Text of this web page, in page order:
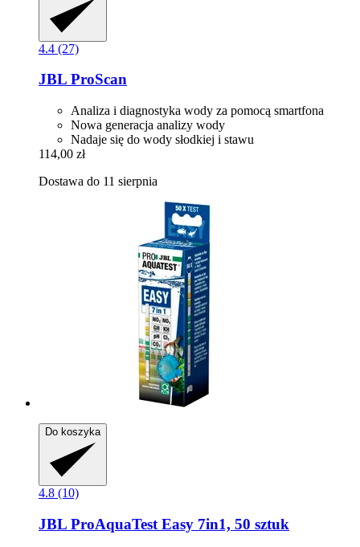
4.4 (27)
JBL ProScan
Analiza i diagnostyka wody za pomocą smartfona
Nowa generacja analizy wody
Nadaje się do wody słodkiej i stawu
114,00 zł
Dostawa do 11 sierpnia
Do koszyka
4.8 (10)
JBL ProAquaTest Easy 7in1, 50 sztuk